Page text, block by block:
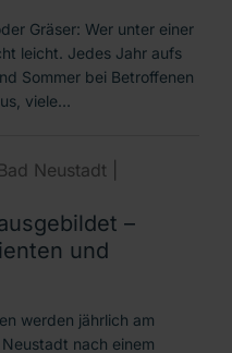
Gräser: Wer unter einer
leicht. Jedes Jahr aufs
Sommer bei Betroffenen
viele…
Neustadt |
–
und
werden jährlich am
nach einem